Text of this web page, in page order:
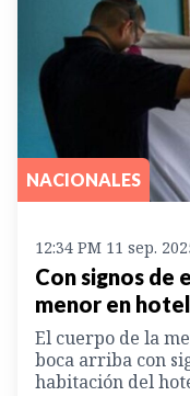
NACIONALES
12:34 PM 11 sep.
Con signos de
menor en
El cuerpo de la
boca arriba con
habitación del